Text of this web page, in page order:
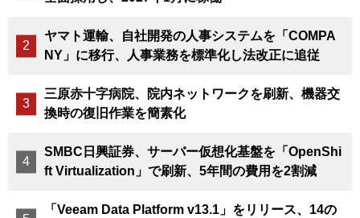
ヤマト運輸、自社開発の人事システムを「COMPA
NY」に移行、人事業務を標準化し法改正に追従
三原赤十字病院、院内ネットワークを刷新、機器交
換時の復旧作業を簡素化
SMBC日興証券、サーバー仮想化基盤を「OpenShi
ft Virtualization」で刷新、5年間の費用を2割減
「Veeam Data Platform v13.1」をリリース、14の